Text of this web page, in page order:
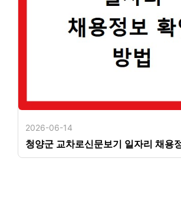
2026-06-14
청양군 교차로신문보기 일자리 채용